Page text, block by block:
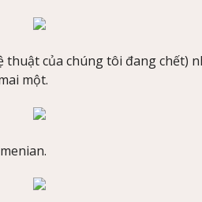
của chúng tôi đang chết)
một.